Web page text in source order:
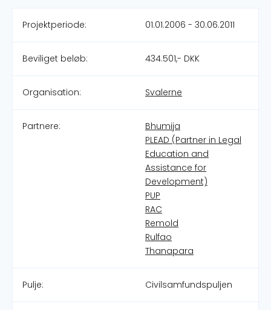
Projektperiode: 01.01.2006 - 30.06.2011
Beviliget beløb: 434.501,- DKK
Organisation: Svalerne
Partnere:
Bhumija
PLEAD (Partner in Legal
Education and
Assistance for
Development)
PUP
RAC
Remold
Rulfao
Thanapara
Pulje: Civilsamfundspuljen